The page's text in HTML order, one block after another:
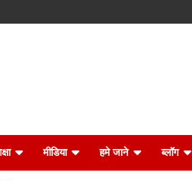
मीडिया हमे जाने ब्लॉग